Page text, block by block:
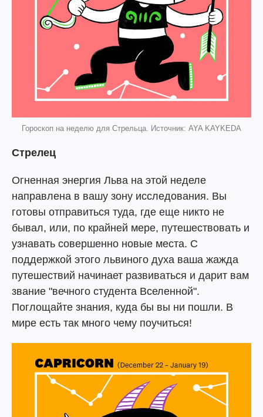
Гороскоп на неделю для Стрельца. Источник: AYA KAYKEDA
Стрелец
Огненная энергия Льва на этой неделе
направлена ​​в вашу зону исследования. Вы
готовы отправиться туда, где еще никто не
бывал, или, по крайней мере, путешествовать и
узнавать совершенно новые места. С
поддержкой этого львиного духа ваша жажда
путешествий начинает развиваться и дарит вам
звание "вечного студента Вселенной".
Поглощайте знания, куда бы вы ни пошли. В
мире есть так много чему поучиться!